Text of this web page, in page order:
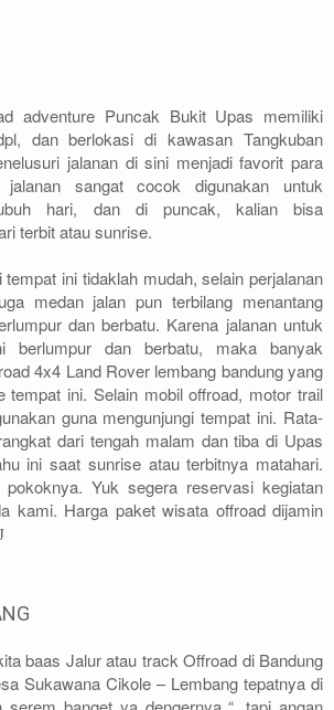
adventure Puncak Bukit Upas memiliki
dan berlokasi di kawasan Tangkuban
jalanan di sini menjadi favorit para
jalanan sangat cocok digunakan untuk
hari, dan di puncak, kalian bisa
terbit atau sunrise.
ini tidaklah mudah, selain perjalanan
medan jalan pun terbilang menantang
dan berbatu. Karena jalanan untuk
berlumpur dan berbatu, maka banyak
4x4 Land Rover lembang bandung yang
tempat ini. Selain mobil offroad, motor trail
guna mengunjungi tempat ini. Rata-
dari tengah malam dan tiba di Upas
ini saat sunrise atau terbitnya matahari.
Yuk segera reservasi kegiatan
kami. Harga paket wisata offroad dijamin
baas Jalur atau track Offroad di Bandung
Sukawana Cikole – Lembang tepatnya di